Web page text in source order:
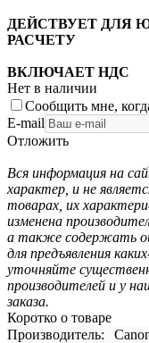
ДЕЙСТВУЕТ ДЛЯ
РАСЧЕТУ
ВКЛЮЧАЕТ НДС
Нет в наличии
Сообщить мне,
E-mail
Отложить
Вся информация на
характер, и не
товарах, их
изменена
а также содержать
для предъявления
уточняйте
производителей и у
заказа.
Коротко о товаре
Производитель: